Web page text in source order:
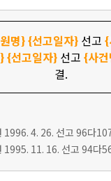
명}{선고일자}선고
{선고일자}선고 {사
결.
1996. 4. 26. 선고 96다
1995. 11. 16. 선고 94다